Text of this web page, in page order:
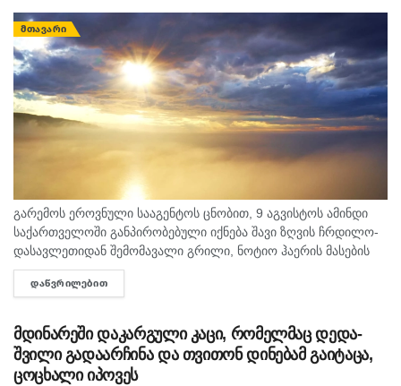
ᲛᲗᲐᲕᲐᲠᲘ
გარემოს ეროვნული სააგენტოს ცნობით, 9 აგვისტოს ამინდი
საქართველოში განპირობებული იქნება შავი ზღვის ჩრდილო-
დასავლეთიდან შემომავალი გრილი, ნოტიო ჰაერის მასების
და სამხრეთიდან გავრცელებული ცხელი ჰაერის მასების
ურთიერთქმედებით. საქართველოში მოსალოდნელია:
ᲓᲐᲬᲕᲠᲘᲚᲔᲑᲘᲗ
მდინარეში დაკარგული კაცი, რომელმაც დედა-
შვილი გადაარჩინა და თვითონ დინებამ გაიტაცა,
ცოცხალი იპოვეს